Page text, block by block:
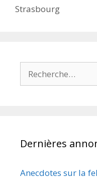
Strasbourg
Dernières
Anecdotes sur la